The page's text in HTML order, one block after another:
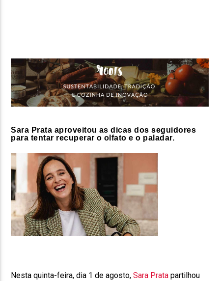
ON FM
Sara Prata aproveitou as dicas dos seguidores
para tentar recuperar o olfato e o paladar.
Nesta quinta-feira, dia 1 de agosto,Sara Prata partilhou